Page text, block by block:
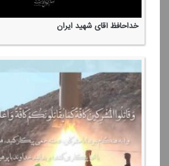
خداحافظ آقای شهید ایران